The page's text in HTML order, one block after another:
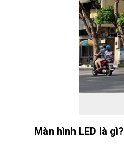
Màn hình LED là gì?